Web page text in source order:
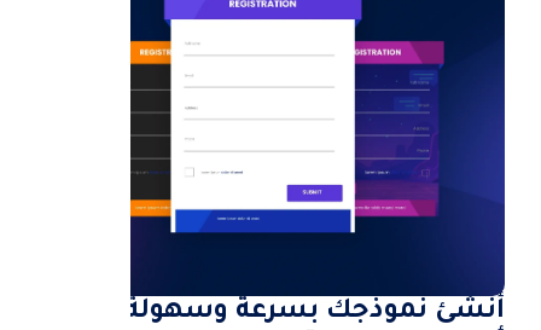
أنشئ نموذجك بسرعة وسهولة دون